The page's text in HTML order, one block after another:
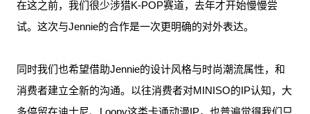
在这之前，我们很少涉猎K-POP赛道，去年才开始慢慢尝
试。这次与Jennie的合作是一次更明确的对外表达。
同时我们也希望借助Jennie的设计风格与时尚潮流属性，和
消费者建立全新的沟通。以往消费者对MINISO的IP认知，大
多停留在迪士尼、Loopy这类卡通动漫IP，也普遍觉得我们只